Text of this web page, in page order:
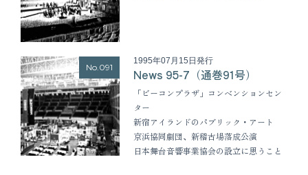
No.091
1995年07月15日発行
News 95-7（通巻91号）
「ビーコンプラザ」コンベンションセン
ター
新宿アイランドのパブリック・アート
京浜協同劇団、新稽古場落成公演
日本舞台音響事業協会の設立に思うこと